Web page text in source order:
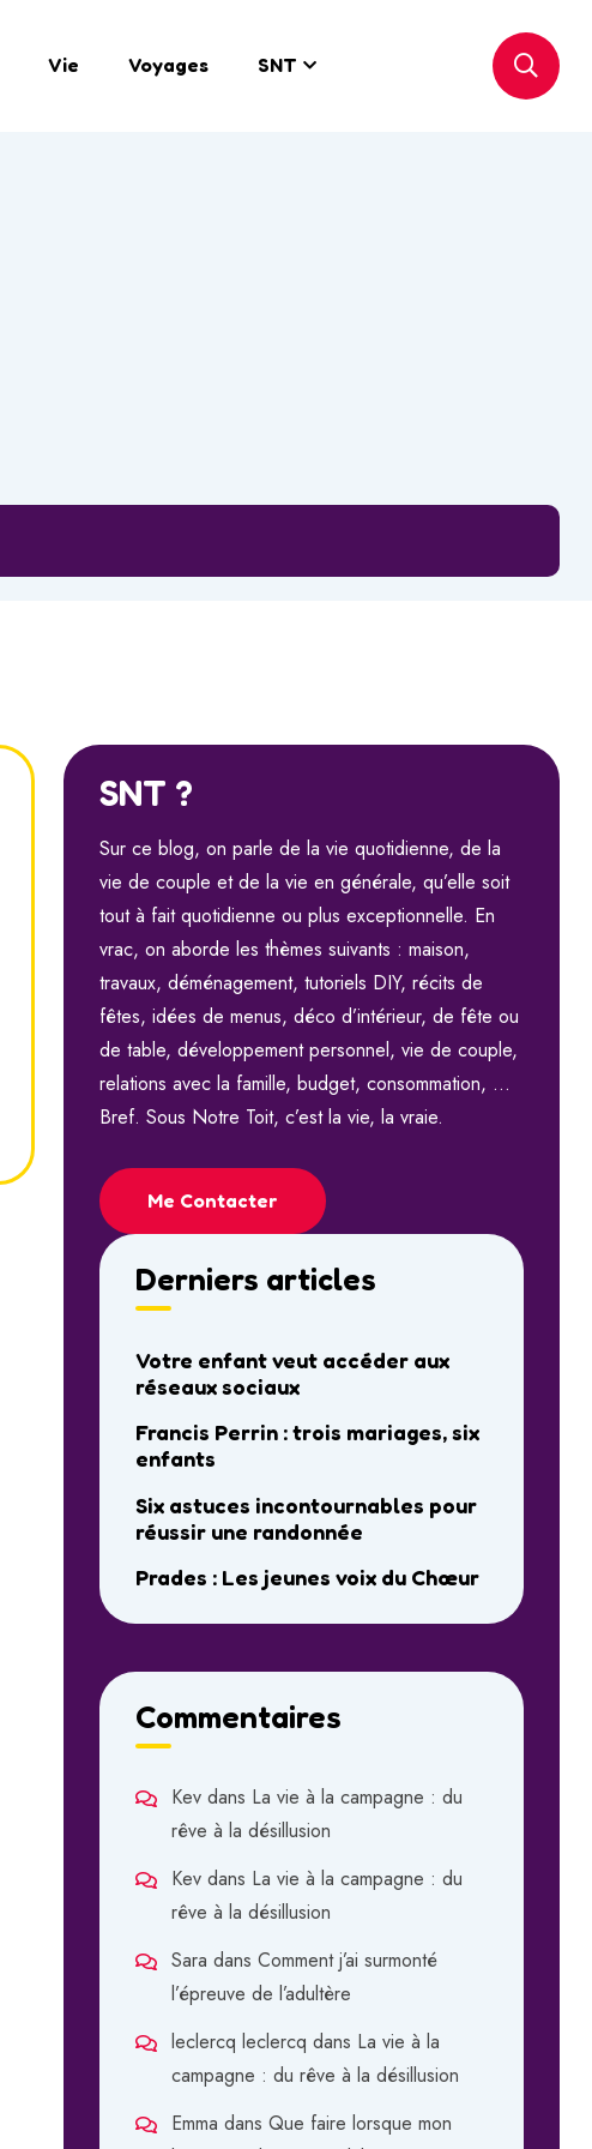
Vie Voyages SNT
SNT ?
Sur ce blog, on parle de la vie quotidienne, de la
vie de couple et de la vie en générale, qu’elle soit
tout à fait quotidienne ou plus exceptionnelle. En
vrac, on aborde les thèmes suivants : maison,
travaux, déménagement, tutoriels DIY, récits de
fêtes, idées de menus, déco d’intérieur, de fête ou
de table, développement personnel, vie de couple,
relations avec la famille, budget, consommation, …
Bref. Sous Notre Toit, c’est la vie, la vraie.
Me Contacter
Derniers articles
Votre enfant veut accéder aux
réseaux sociaux
Francis Perrin : trois mariages, six
enfants
Six astuces incontournables pour
réussir une randonnée
Prades : Les jeunes voix du Chœur
Commentaires
Kev dans La vie à la campagne : du
rêve à la désillusion
Kev dans La vie à la campagne : du
rêve à la désillusion
Sara dans Comment j’ai surmonté
l’épreuve de l’adultère
leclercq leclercq dans La vie à la
campagne : du rêve à la désillusion
Emma dans Que faire lorsque mon